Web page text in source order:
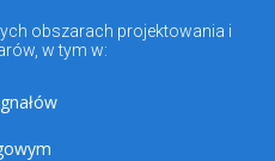
obszarach projektowania i
w tym w: